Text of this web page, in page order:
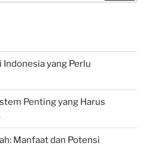
Indonesia yang Perlu
Penting yang Harus
Manfaat dan Potensi